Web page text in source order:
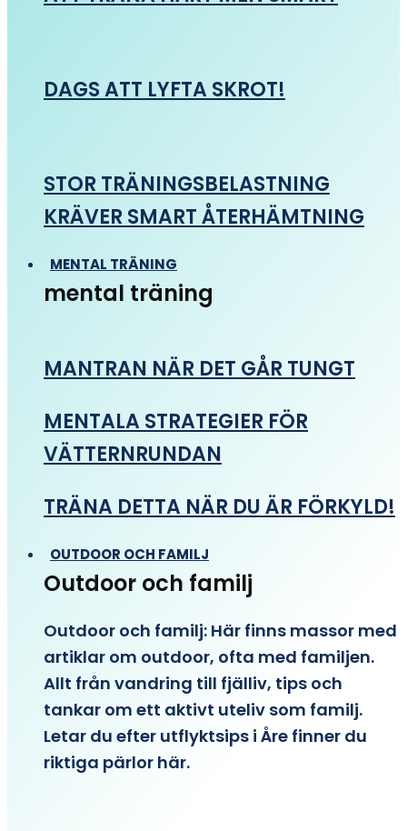
DAGS ATT LYFTA SKROT!
STOR TRÄNINGSBELASTNING
KRÄVER SMART ÅTERHÄMTNING
MENTAL TRÄNING
mental träning
MANTRAN NÄR DET GÅR TUNGT
MENTALA STRATEGIER FÖR
VÄTTERNRUNDAN
TRÄNA DETTA NÄR DU ÄR FÖRKYLD!
OUTDOOR OCH FAMILJ
Outdoor och familj
Outdoor och familj: Här finns massor med
artiklar om outdoor, ofta med familjen.
Allt från vandring till fjälliv, tips och
tankar om ett aktivt uteliv som familj.
Letar du efter utflyktsips i Åre finner du
riktiga pärlor här.